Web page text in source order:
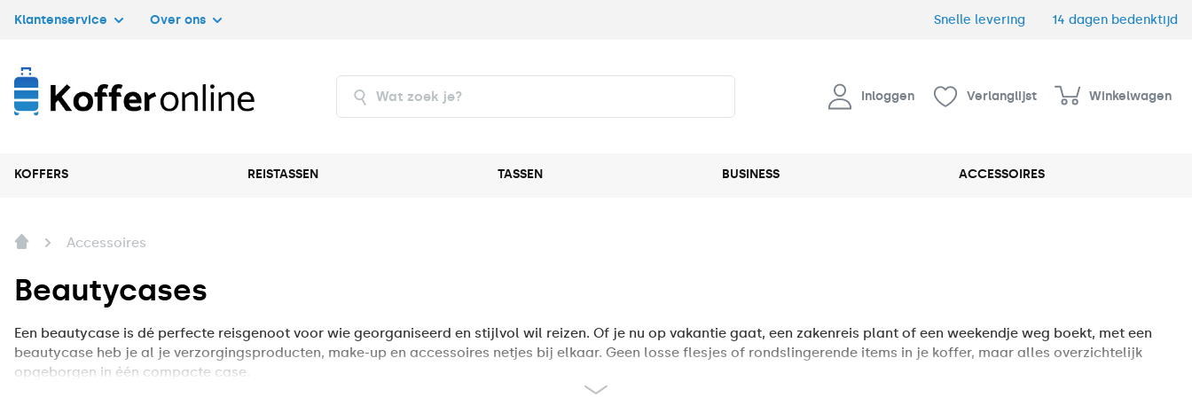
Klantenservice Over ons Snelle levering 14 dagen bedenktijd
Inloggen Verlanglijst Winkelwagen
KOFFERS REISTASSEN TASSEN BUSINESS ACCESSOIRES
Accessoires
Beautycases
Een beautycase is dé perfecte reisgenoot voor wie georganiseerd en stijlvol wil reizen. Of je nu op vakantie gaat, een zakenreis plant of een weekendje weg boekt, met een
beautycase heb je al je verzorgingsproducten, make-up en accessoires netjes bij elkaar. Geen losse flesjes of rondslingerende items in je koffer, maar alles overzichtelijk
opgeborgen in één compacte case.